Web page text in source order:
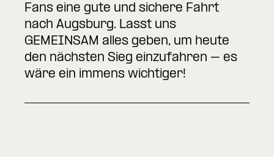
Fans eine gute und sichere Fahrt
nach Augsburg. Lasst uns
GEMEINSAM alles geben, um heute
den nächsten Sieg einzufahren – es
wäre ein immens wichtiger!